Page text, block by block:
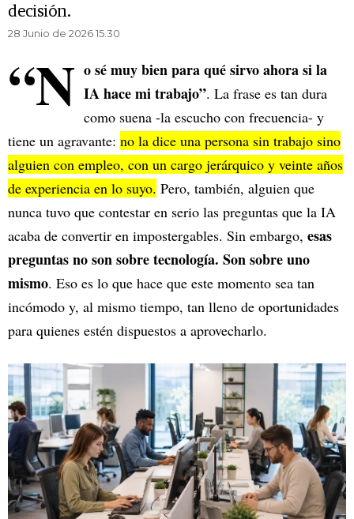
decisión.
28 Junio de 2026 15.30
“N o sé muy bien para qué sirvo ahora si la
IA hace mi trabajo”. La frase es tan dura
como suena -la escucho con frecuencia- y
tiene un agravante: no la dice una persona sin trabajo sino
alguien con empleo, con un cargo jerárquico y veinte años
de experiencia en lo suyo. Pero, también, alguien que
nunca tuvo que contestar en serio las preguntas que la IA
acaba de convertir en impostergables. Sin embargo, esas
preguntas no son sobre tecnología. Son sobre uno
mismo. Eso es lo que hace que este momento sea tan
incómodo y, al mismo tiempo, tan lleno de oportunidades
para quienes estén dispuestos a aprovecharlo.